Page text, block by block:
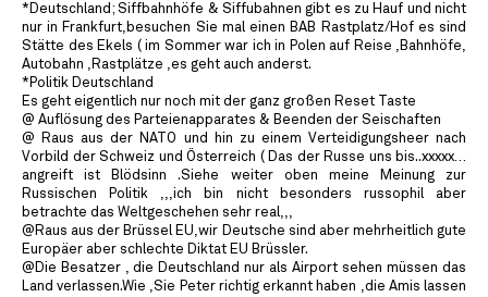
*Deutschland; Siffbahnhöfe & Siffubahnen gibt es zu Hauf und nicht
nur in Frankfurt,besuchen Sie mal einen BAB Rastplatz/Hof es sind
Stätte des Ekels ( im Sommer war ich in Polen auf Reise ,Bahnhöfe,
Autobahn ,Rastplätze ,es geht auch anderst.
*Politik Deutschland
Es geht eigentlich nur noch mit der ganz großen Reset Taste
@ Auflösung des Parteienapparates & Beenden der Seischaften
@ Raus aus der NATO und hin zu einem Verteidigungsheer nach
Vorbild der Schweiz und Österreich ( Das der Russe uns bis..xxxxx…
angreift ist Blödsinn .Siehe weiter oben meine Meinung zur
Russischen Politik ,,,ich bin nicht besonders russophil aber
betrachte das Weltgeschehen sehr real,,,
@Raus aus der Brüssel EU,wir Deutsche sind aber mehrheitlich gute
Europäer aber schlechte Diktat EU Brüssler.
@Die Besatzer , die Deutschland nur als Airport sehen müssen das
Land verlassen.Wie ,Sie Peter richtig erkannt haben ,die Amis lassen